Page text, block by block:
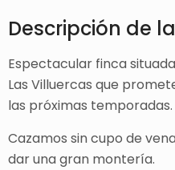
Descripción de
Espectacular finca
Las Villuercas que
las próximas temporadas.
Cazamos sin cupo de
dar una gran montería.